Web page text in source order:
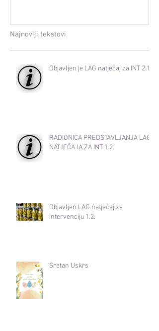
Najnoviji tekstovi
Objavljen je LAG natječaj za INT 2.1.
RADIONICA PREDSTAVLJANJA LAG
NATJEČAJA ZA INT 1.2.
Objavljen LAG natječaj za
intervenciju 1.2.
Sretan Uskrs